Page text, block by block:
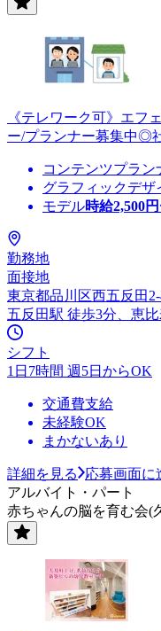
《テレワーク可》エフ
ー/プランナー募集中◎
コンテンツプラン
グラフィックデザ
モデル時給2,500
勤務地
面接地
東京都品川区西五反田
五反田駅 徒歩3分、恵
シフト
1日7時間 週5日からOK
交通費支給
未経験OK
まかないあり
詳細を見る
応募画面に
アルバイト・パート
赤ちゃんの脳を育む会(